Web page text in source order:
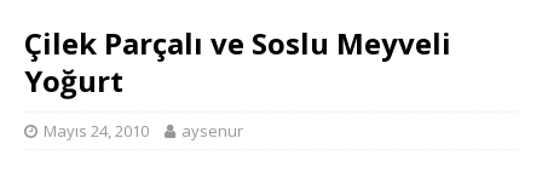
Çilek Parçalı ve Soslu Meyveli
Yoğurt
Mayıs 24, 2010 aysenur